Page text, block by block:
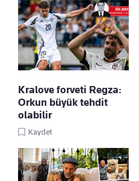
Kralove forveti Regza:
Orkun büyük tehdit
olabilir
Kaydet